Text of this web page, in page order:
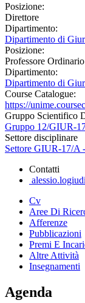
Posizione:
Direttore
Dipartimento:
Dipartimento di
Posizione:
Professore Ordinario
Dipartimento:
Dipartimento di
Course Catalogue:
https://
Gruppo Scientifico
Gruppo 12/GIUR-
Settore disciplinare
Settore GIUR-17/A
Contatti
Cv
Aree Di
Afferenze
Pubblicazioni
Premi E
Altre Attività
Insegnamenti
Agenda